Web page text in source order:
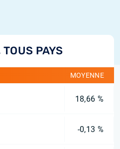
PAYS
MOYENNE
18,66 %
-0,13 %